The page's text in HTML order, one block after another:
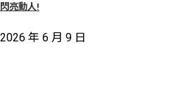
閃亮動人!
2026 年 6 月 9 日